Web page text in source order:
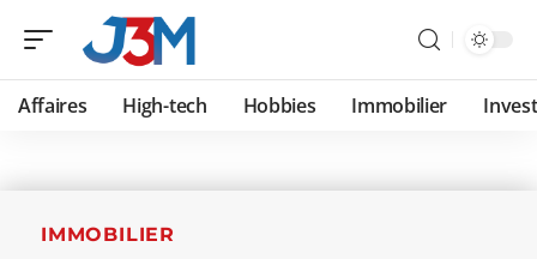
Affaires High-tech Hobbies Immobilier
IMMOBILIER